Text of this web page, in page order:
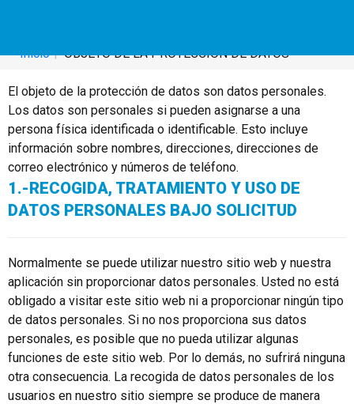
Inicio OBJETO DE LA PROTECCIÓN DE DATOS
El objeto de la protección de datos son datos personales.
Los datos son personales si pueden asignarse a una
persona física identificada o identificable. Esto incluye
información sobre nombres, direcciones, direcciones de
correo electrónico y números de teléfono.
1.-RECOGIDA, TRATAMIENTO Y USO DE
DATOS PERSONALES BAJO SOLICITUD
Normalmente se puede utilizar nuestro sitio web y nuestra
aplicación sin proporcionar datos personales. Usted no está
obligado a visitar este sitio web ni a proporcionar ningún tipo
de datos personales. Si no nos proporciona sus datos
personales, es posible que no pueda utilizar algunas
funciones de este sitio web. Por lo demás, no sufrirá ninguna
otra consecuencia. La recogida de datos personales de los
usuarios en nuestro sitio siempre se produce de manera